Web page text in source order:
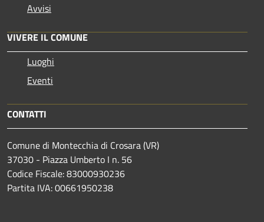
Avvisi
VIVERE IL COMUNE
Luoghi
Eventi
CONTATTI
Comune di Montecchia di Crosara (VR)
37030 - Piazza Umberto I n. 56
Codice Fiscale: 83000930236
Partita IVA: 00661950238